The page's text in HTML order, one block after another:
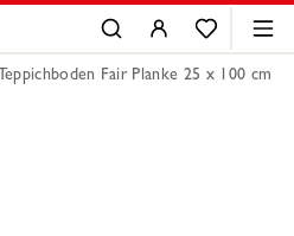
Teppichboden Fair Planke 25 x 100 cm